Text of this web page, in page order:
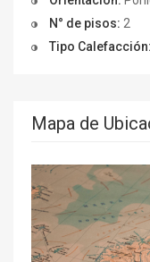
N° de pisos: 2
Tipo Calefacción:
Mapa de